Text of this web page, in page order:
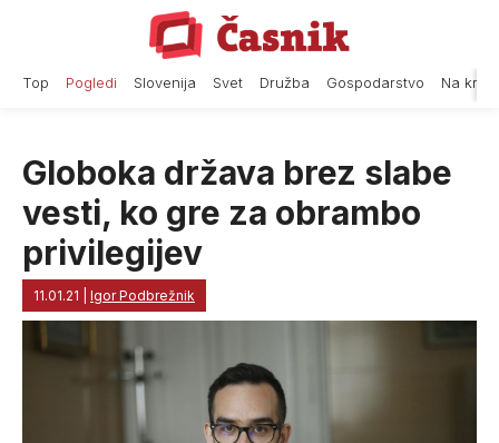
Top Pogledi Slovenija Svet Družba Gospodarstvo Na
Globoka država brez slabe
vesti, ko gre za obrambo
privilegijev
11.01.21 Igor Podbrežnik